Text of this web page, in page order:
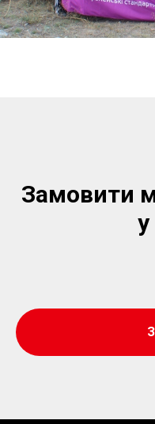
Замовити
у